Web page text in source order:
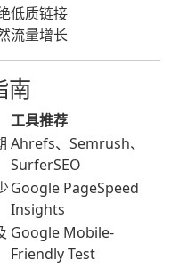
低质链接
流量增长
南
工具推荐
Ahrefs、Semrush、
SurferSEO
Google PageSpeed
Insights
Google Mobile-
Friendly Test